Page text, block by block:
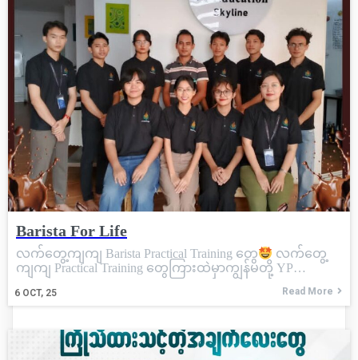
Barista For Life
6 OCT, 25
လက်တွေ့ကျကျ Barista Practical Training တွေ
လက်တွေ့
ကျကျ Practical Training တွေကြားထဲမှာကျွန်မတို့ YP…
Read More